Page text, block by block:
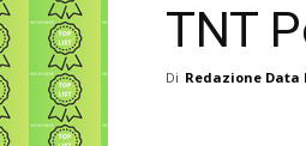
TNT
Di Redazione